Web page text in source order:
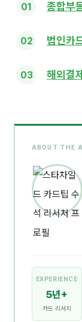
종합부
법인카
해외결
ABOUT THE
EXPERIENCE
5년+
카드 리서치